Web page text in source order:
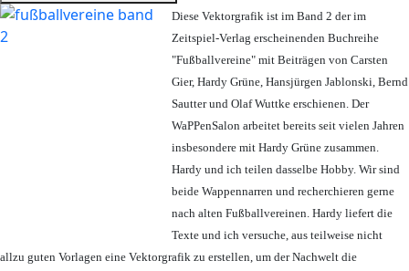
Diese Vektorgrafik ist im Band 2 der im
Zeitspiel-Verlag erscheinenden Buchreihe
"Fußballvereine" mit Beiträgen von Carsten
Gier, Hardy Grüne, Hansjürgen Jablonski, Bernd
Sautter und Olaf Wuttke erschienen. Der
WaPPenSalon arbeitet bereits seit vielen Jahren
insbesondere mit Hardy Grüne zusammen.
Hardy und ich teilen dasselbe Hobby. Wir sind
beide Wappennarren und recherchieren gerne
nach alten Fußballvereinen. Hardy liefert die
Texte und ich versuche, aus teilweise nicht
allzu guten Vorlagen eine Vektorgrafik zu erstellen, um der Nachwelt die